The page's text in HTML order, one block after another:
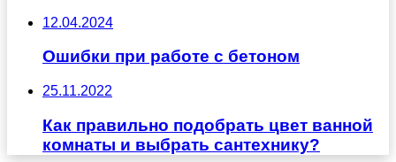
12.04.2024
Ошибки при работе с бетоном
25.11.2022
Как правильно подобрать цвет ванной
комнаты и выбрать сантехнику?